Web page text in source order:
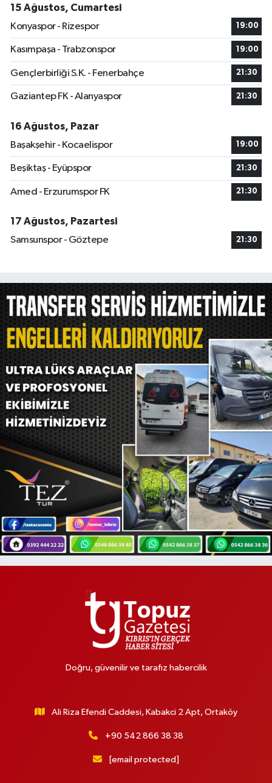
15 Ağustos, Cumartesi
Konyaspor - Rizespor
19:00
Kasımpaşa - Trabzonspor 19:00
Gençlerbirliği S.K. - Fenerbahçe 21:30
Gaziantep FK - Alanyaspor 21:30
16 Ağustos, Pazar
Başakşehir - Kocaelispor
19:00
Beşiktaş - Eyüpspor 21:30
Amed - Erzurumspor FK 21:30
17 Ağustos, Pazartesi
Samsunspor - Göztepe
21:30
Doğru, güvenilir ve tarafız habercilik
Ali Riza Efendi Caddesi, Kabakci 2 Apt, Ortaköy
+90 542 866 38 38
[email protected]